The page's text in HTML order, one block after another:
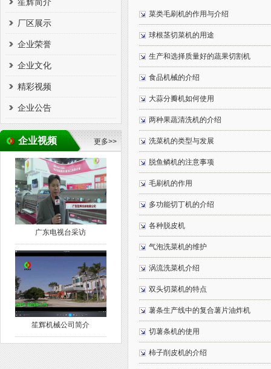
厂区展示
企业荣誉
企业文化
精彩视频
企业公告
企业视频 更多>>
广东电视台采访
笙辉机械公司简介
菜类毛刷机的作用与介绍
球根茎切菜机的用途
生产和选择质量好的蔬果切割机
食品机械的介绍
大蒜分瓣机如何使用
两种果蔬清洗机的介绍
洗菜机的类型与发展
脱鱼鳞机的注意事项
毛刷机的作用
多功能切丁机的介绍
各种脱皮机
气泡洗菜机的维护
涡流洗菜机介绍
双头切菜机的特点
薯条生产线中的复合薯片油炸机
切薯条机的使用
柿子削皮机的介绍